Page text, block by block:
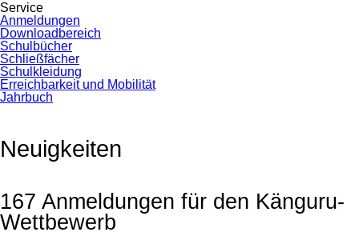
Service
Anmeldungen
Downloadbereich
Schulbücher
Schließfächer
Schulkleidung
Erreichbarkeit und Mobilität
Jahrbuch
Neuigkeiten
167 Anmeldungen für den Känguru-
Wettbewerb